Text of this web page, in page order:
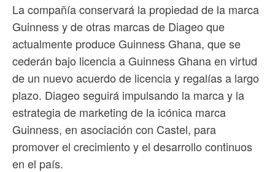
La compañía conservará la propiedad de la marca
Guinness y de otras marcas de Diageo que
actualmente produce Guinness Ghana, que se
cederán bajo licencia a Guinness Ghana en virtud
de un nuevo acuerdo de licencia y regalías a largo
plazo. Diageo seguirá impulsando la marca y la
estrategia de marketing de la icónica marca
Guinness, en asociación con Castel, para
promover el crecimiento y el desarrollo continuos
en el país.